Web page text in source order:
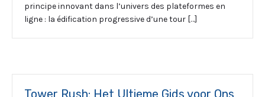
principe innovant dans l’univers des plateformes en
ligne : la édification progressive d’une tour […]
Tower Rush: Het Ultieme Gids voor Ons